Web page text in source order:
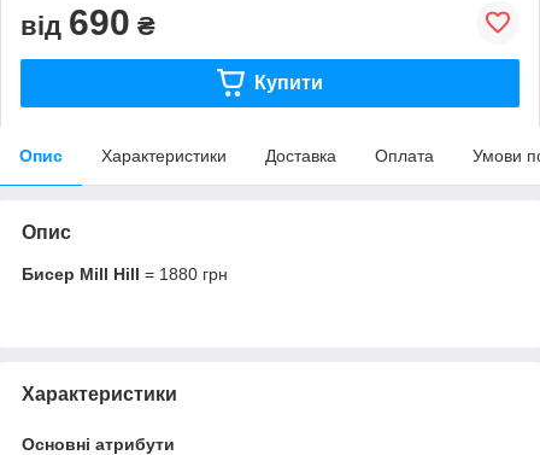
від 690 ₴
Купити
Опис Характеристики Доставка Оплата Умови
Опис
Бисер Mill Hill = 1880 грн
Характеристики
Основні атрибути